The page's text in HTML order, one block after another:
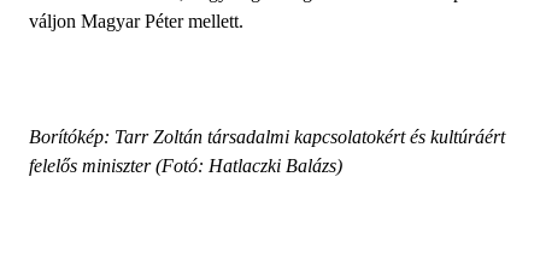
váljon Magyar Péter mellett.
Borítókép: Tarr Zoltán társadalmi kapcsolatokért és kultúráért
felelős miniszter (Fotó: Hatlaczki Balázs)